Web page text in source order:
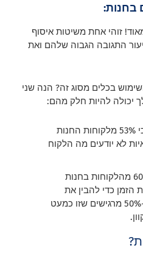
בחנות:
זוהי אחת משיטות איסוף
התגובה הגבוה שלהם ואת
בכלים מסוג זה? הנה שני
יכולה להיות חלק מהם:
מחקר שנערך לאחרונה מראה כי 53% מלקוחות החנות
לא יודעים מה הלקוח
מחקר אחר מראה כי יותר מ -60% מהלקוחות בחנות
הזמן כדי להבין את
הצרכים שלהם, בעוד שיותר מ -50% מרגישים שזו כמעט